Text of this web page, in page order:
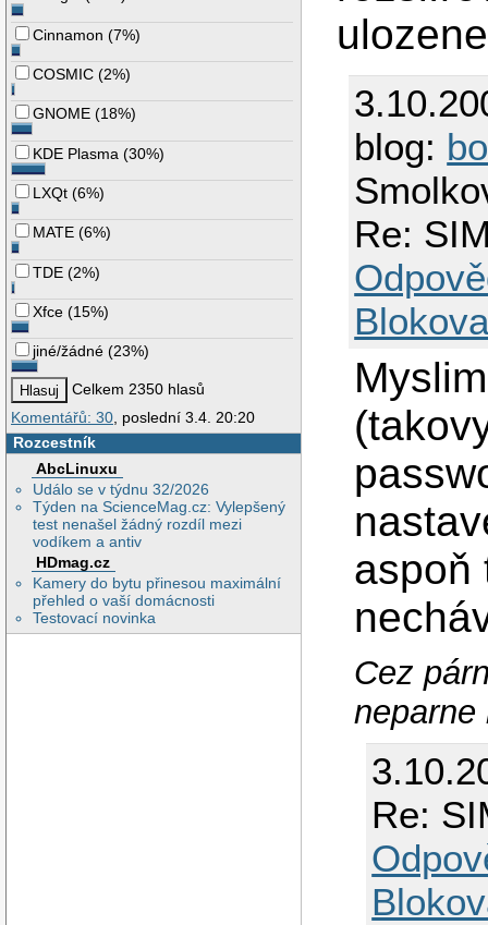
Cinnamon (7%)
COSMIC (2%)
GNOME (18%)
KDE Plasma (30%)
LXQt (6%)
MATE (6%)
TDE (2%)
Xfce (15%)
jiné/žádné (23%)
Celkem 2350 hlasů
Komentářů: 30 , poslední 3.4. 20:20
Rozcestník
AbcLinuxu
Událo se v týdnu 32/2026
Týden na ScienceMag.cz: Vylepšený
test nenašel žádný rozdíl mezi
vodíkem a antiv
HDmag.cz
Kamery do bytu přinesou maximální
přehled o vaší domácnosti
Testovací novinka
blog:
Re:
aspoň
Cez
neparne
Re: